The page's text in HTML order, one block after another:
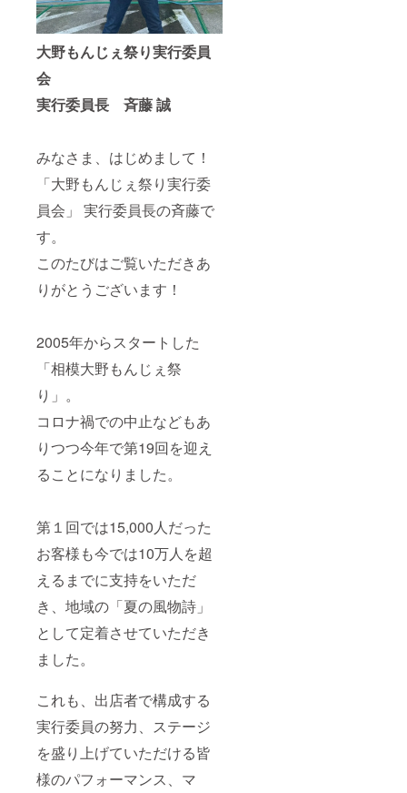
大野もんじぇ祭り実行委員
会
実行委員長 斉藤 誠
みなさま、はじめまして！
「大野もんじぇ祭り実行委
員会」 実行委員長の斉藤で
す。
このたびはご覧いただきあ
りがとうございます！
2005年からスタートした
「相模大野もんじぇ祭
り」。
コロナ禍での中止などもあ
りつつ今年で第19回を迎え
ることになりました。
第１回では15,000人だった
お客様も今では10万人を超
えるまでに支持をいただ
き、地域の「夏の風物詩」
として定着させていただき
ました。
これも、出店者で構成する
実行委員の努力、ステージ
を盛り上げていただける皆
様のパフォーマンス、マ